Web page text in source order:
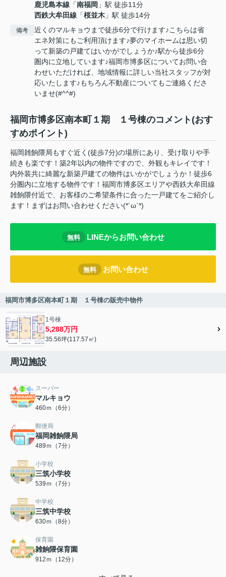
鹿児島本線 「南福岡 」駅 徒歩11分
西鉄大牟田線 「桜並木 」駅 徒歩14分
備考
近くのマルキョウまで徒歩6分で行けます♪こちらは省
エネ対策にもご利用頂けます♪夢のマイホームは思い切
って新築の戸建てはいかがでしょうか♪駅から徒歩6分
圏内に立地しています♪福岡市博多区についてお問い合
わせいただければ、地域情報に詳しい当社スタッフが対
応いたします♪もちろん不動産についてもご連絡くださ
いませ(#^^#)
福岡市博多区南本町１期 １号棟のコメント(おす
すめポイント)
福岡雑餉隈局もすぐ近く(徒歩7分)の場所にあり、受け取りや手
続きも楽です！築2年以内の物件ですので、外観もキレイです！
内外装共に綺麗な新築戸建ての物件はいかがでしょうか！徒歩6
分圏内に立地する物件です！福岡市博多区エリアや西鉄大牟田線
雑餉隈付近で、お客様のご希望条件に合った一戸建てをご紹介し
ます！まずはお問い合わせください(*´ω`*)
無料 LINEからお問い合わせ
無料 お問い合わせ
福岡市博多区南本町１期 １号棟の販売中物件
1号棟
5,288万円
35.56坪(117.57㎡)
周辺施設
スーパー
マルキョウ
460ｍ（6分）
郵便局
福岡雑餉隈局
489ｍ（7分）
小学校
三筑小学校
539ｍ（7分）
中学校
三筑中学校
630ｍ（8分）
保育園
雑餉隈保育園
912ｍ（12分）